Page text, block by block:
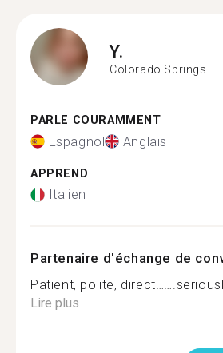
Y.
Colorado Springs
PARLE COURAMMENT
Espagnol Anglais
APPREND
Italien
Partenaire d'échange de
Patient, polite,
Lire plus